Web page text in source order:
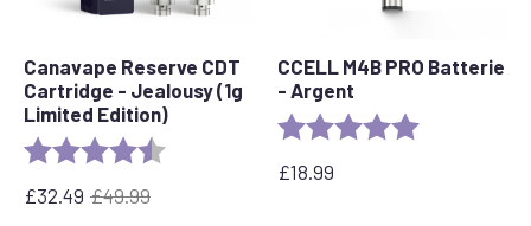
Canavape Reserve CDT
Cartridge - Jealousy (1g
Limited Edition)
Evaluation : 4,8 sur 5 étoiles
£49.99
Le
£32.49
Le
CCELL M4B PRO Batterie
- Argent
Evaluation :
£18.99